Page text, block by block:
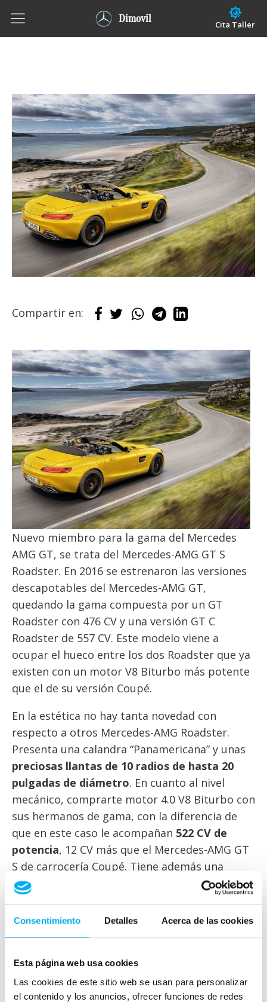
Consentimiento Detalles Acerca de las cookies
Esta página web usa cookies
Las cookies de este sitio web se usan para personalizar
el contenido y los anuncios, ofrecer funciones de redes
Dimovil Cita Taller
Compartir en:
Nuevo miembro para la gama del Mercedes
AMG GT, se trata del Mercedes-AMG GT S
Roadster. En 2016 se estrenaron las versiones
descapotables del Mercedes-AMG GT,
quedando la gama compuesta por un GT
Roadster con 476 CV y una versión GT C
Roadster de 557 CV. Este modelo viene a
ocupar el hueco entre los dos Roadster que ya
existen con un motor V8 Biturbo más potente
que el de su versión Coupé.
En la estética no hay tanta novedad con
respecto a otros Mercedes-AMG Roadster.
Presenta una calandra “Panamericana” y unas
preciosas llantas de 10 radios de hasta 20
pulgadas de diámetro. En cuanto al nivel
mecánico, comprarte motor 4.0 V8 Biturbo con
sus hermanos de gama, con la diferencia de
que en este caso le acompañan 522 CV de
potencia, 12 CV más que el Mercedes-AMG GT
S de carrocería Coupé. Tiene además una
velocidad punta de 308 km/h y es
capaz de
acelerar de 0 a 100 en 3,8 segundos
Además, comparte con el Mercedes-AMG GT C
control electrónico, una suspensión
adaptativa electrónica AMG Ride Control y un
sistema de escape Performance, con válvulas